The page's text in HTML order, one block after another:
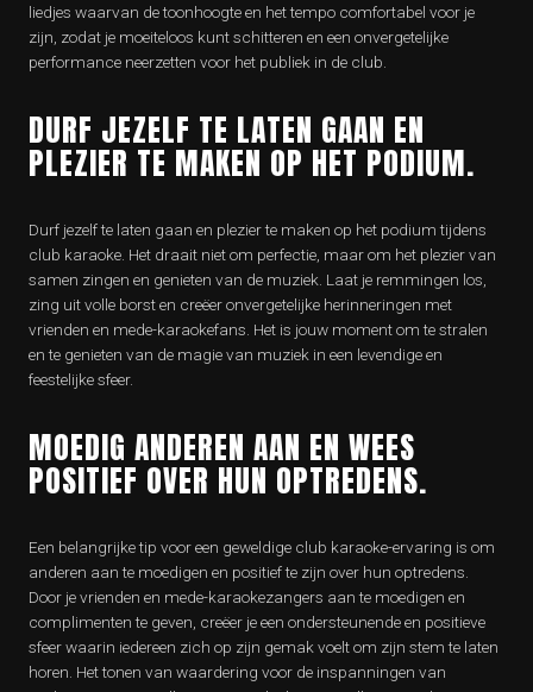
liedjes waarvan de toonhoogte en het tempo comfortabel voor je
zijn, zodat je moeiteloos kunt schitteren en een onvergetelijke
performance neerzetten voor het publiek in de club.
DURF JEZELF TE LATEN GAAN EN
PLEZIER TE MAKEN OP HET PODIUM.
Durf jezelf te laten gaan en plezier te maken op het podium tijdens
club karaoke. Het draait niet om perfectie, maar om het plezier van
samen zingen en genieten van de muziek. Laat je remmingen los,
zing uit volle borst en creëer onvergetelijke herinneringen met
vrienden en mede-karaokefans. Het is jouw moment om te stralen
en te genieten van de magie van muziek in een levendige en
feestelijke sfeer.
MOEDIG ANDEREN AAN EN WEES
POSITIEF OVER HUN OPTREDENS.
Een belangrijke tip voor een geweldige club karaoke-ervaring is om
anderen aan te moedigen en positief te zijn over hun optredens.
Door je vrienden en mede-karaokezangers aan te moedigen en
complimenten te geven, creëer je een ondersteunende en positieve
sfeer waarin iedereen zich op zijn gemak voelt om zijn stem te laten
horen. Het tonen van waardering voor de inspanningen van